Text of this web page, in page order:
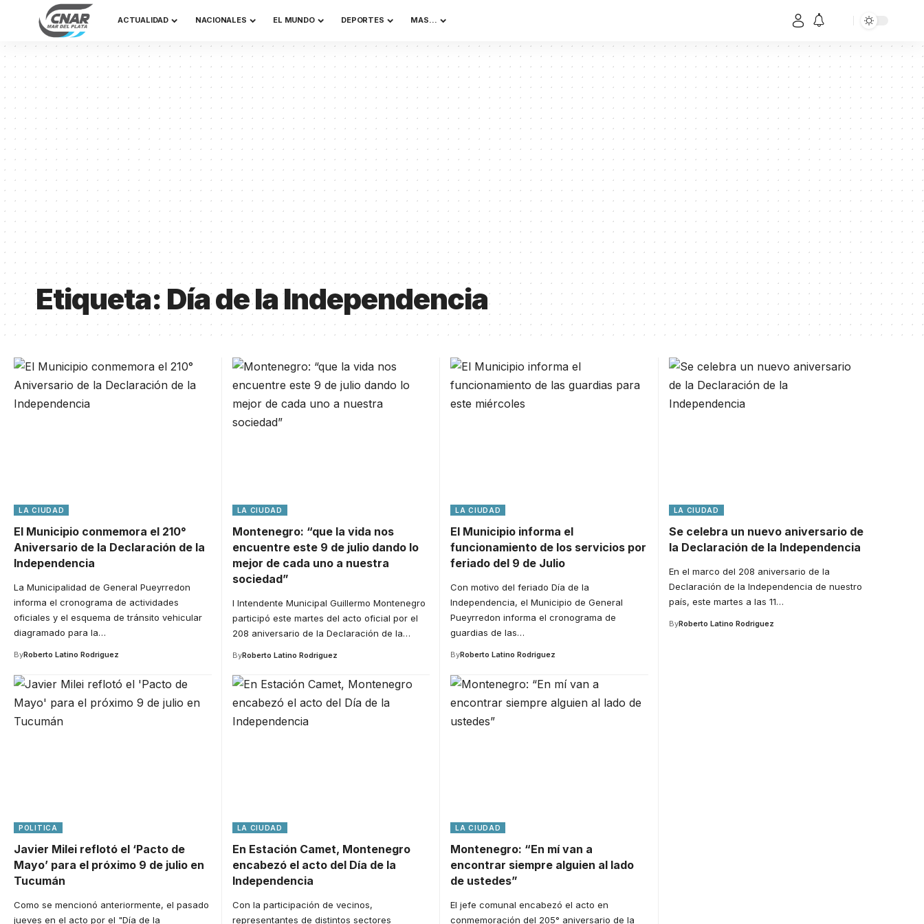
ACTUALIDAD NACIONALES EL MUNDO DEPORTES MAS…
Etiqueta: Día de la Independencia
LA CIUDAD
El Municipio conmemora el 210°
Aniversario de la Declaración de la
Independencia
La Municipalidad de General Pueyrredon
informa el cronograma de actividades
oficiales y el esquema de tránsito vehicular
diagramado para la…
ByRoberto Latino Rodriguez
LA CIUDAD
Montenegro: “que la vida nos
encuentre este 9 de julio dando lo
mejor de cada uno a nuestra
sociedad”
l Intendente Municipal Guillermo Montenegro
participó este martes del acto oficial por el
208 aniversario de la Declaración de la…
ByRoberto Latino Rodriguez
LA CIUDAD
El Municipio informa el
funcionamiento de los servicios por
feriado del 9 de Julio
Con motivo del feriado Día de la
Independencia, el Municipio de General
Pueyrredon informa el cronograma de
guardias de las…
ByRoberto Latino Rodriguez
LA CIUDAD
Se celebra un nuevo aniversario de
la Declaración de la Independencia
En el marco del 208 aniversario de la
Declaración de la Independencia de nuestro
país, este martes a las 11…
ByRoberto Latino Rodriguez
POLITICA
Javier Milei reflotó el ‘Pacto de
Mayo’ para el próximo 9 de julio en
Tucumán
Como se mencionó anteriormente, el pasado
jueves en el acto por el "Día de la
LA CIUDAD
En Estación Camet, Montenegro
encabezó el acto del Día de la
Independencia
Con la participación de vecinos,
representantes de distintos sectores
LA CIUDAD
Montenegro: “En mí van a
encontrar siempre alguien al lado
de ustedes”
El jefe comunal encabezó el acto en
conmemoración del 205° aniversario de la